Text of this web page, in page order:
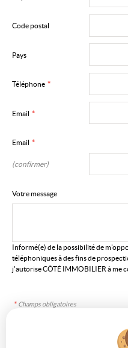
Code postal
Pays
Téléphone *
Email *
Email *
(confirmer)
Votre message
Informé(e) de la possibilité de
téléphoniques à des fins de
j'autorise CÔTÉ IMMOBILIER à me
* Champs obligatoires